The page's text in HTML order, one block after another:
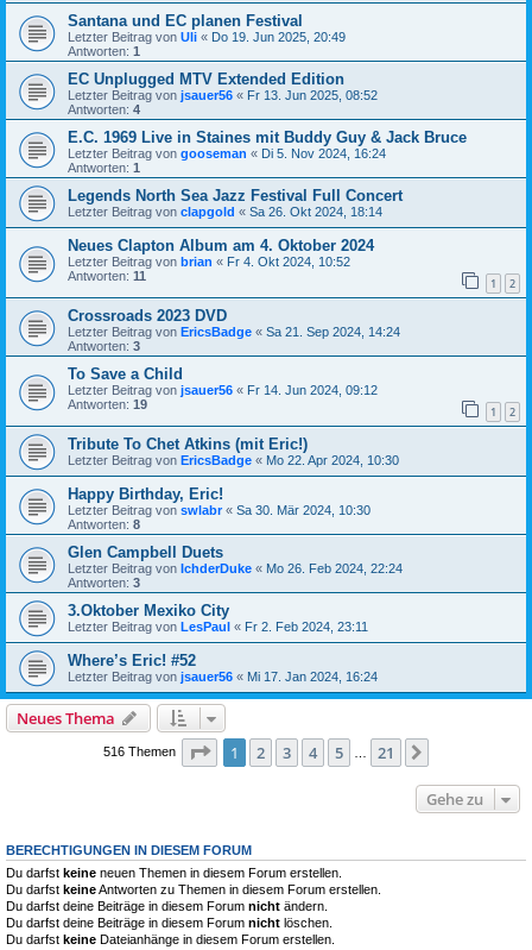
Santana und EC planen Festival
Letzter Beitrag von Uli « Do 19. Jun 2025, 20:49
Antworten: 1
EC Unplugged MTV Extended Edition
Letzter Beitrag von jsauer56 « Fr 13. Jun 2025, 08:52
Antworten: 4
E.C. 1969 Live in Staines mit Buddy Guy & Jack Bruce
Letzter Beitrag von gooseman « Di 5. Nov 2024, 16:24
Antworten: 1
Legends North Sea Jazz Festival Full Concert
Letzter Beitrag von clapgold « Sa 26. Okt 2024, 18:14
Neues Clapton Album am 4. Oktober 2024
Letzter Beitrag von brian « Fr 4. Okt 2024, 10:52
Antworten: 11 1 2
Crossroads 2023 DVD
Letzter Beitrag von EricsBadge « Sa 21. Sep 2024, 14:24
Antworten: 3
To Save a Child
Letzter Beitrag von jsauer56 « Fr 14. Jun 2024, 09:12
Antworten: 19 1 2
Tribute To Chet Atkins (mit Eric!)
Letzter Beitrag von EricsBadge « Mo 22. Apr 2024, 10:30
Happy Birthday, Eric!
Letzter Beitrag von swlabr« Sa 30. Mär 2024, 10:30
Antworten: 8
Glen Campbell Duets
Letzter Beitrag von IchderDuke « Mo 26. Feb 2024, 22:24
Antworten: 3
3.Oktober Mexiko City
Letzter Beitrag von LesPaul « Fr 2. Feb 2024, 23:11
Where’s Eric! #52
Letzter Beitrag von jsauer56 « Mi 17. Jan 2024, 16:24
Neues Thema
516 Themen Seite 1von 21
1 2 3 4 5 21
Gehe zu
BERECHTIGUNGEN IN DIESEM FORUM
Du darfst keine neuen Themen in diesem Forum erstellen.
Du darfst keineAntworten zu Themen in diesem Forum erstellen.
Du darfst deine Beiträge in diesem Forum nicht ändern.
Du darfst deine Beiträge in diesem Forum nicht löschen.
Du darfst keine Dateianhänge in diesem Forum erstellen.